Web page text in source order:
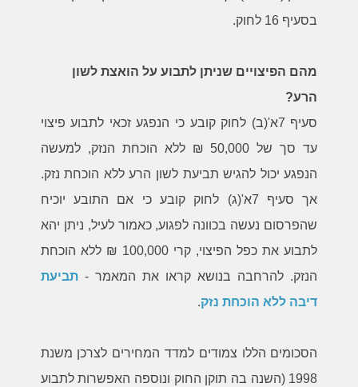
בסעיף 16 לחוק.
מהם הפיצויים שניתן לתבוע על הואצת לשון
הרע?
סעיף 7א'(ב) לחוק קובע כי הנפגע זכאי לתבוע פיצוי
עד סך של 50,000 ₪ ללא הוכחת הנזק, למעשה
הנפגע יכול להגיש תביעת לשון הרע ללא הוכחת נזק.
אך סעיף 7א'(ג) לחוק קובע כי אם התובע יוכיח
שהפרסום נעשה בכוונה לפגוע, כאמור לעיל, ניתן יהא
לתבוע את כפל הפיצוי, קרי 100,000 ₪ ללא הוכחת
הנזק. להרחבה בנושא קראו את המאמר -תביעת
דיבה ללא הוכחת נזק.
הסכומים הללו צמודים למדד המחירים לצרכן משנת
1998 (השנה בה תוקן החוק ונוספה האפשרות לתבוע